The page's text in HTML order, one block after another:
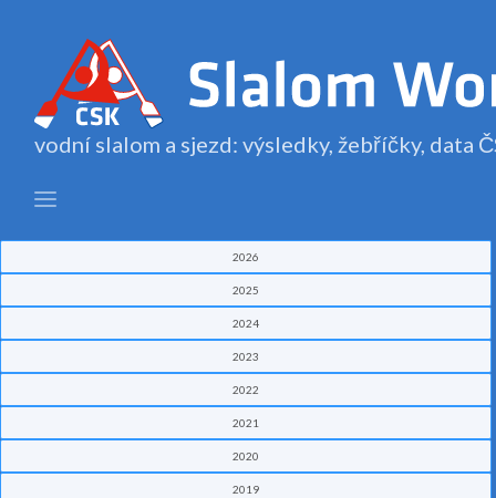
vodní slalom a sjezd: výsledky, žebříčky, data
2026
2025
2024
2023
2022
2021
2020
2019